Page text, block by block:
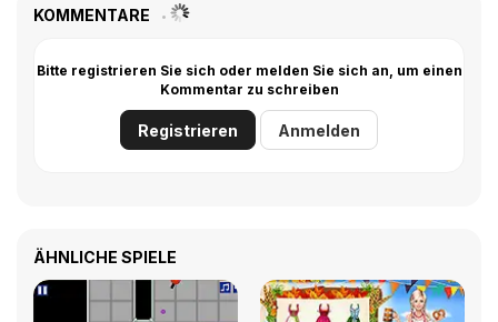
KOMMENTARE
Bitte registrieren Sie sich oder melden Sie sich an, um einen
Kommentar zu schreiben
Registrieren Anmelden
ÄHNLICHE SPIELE